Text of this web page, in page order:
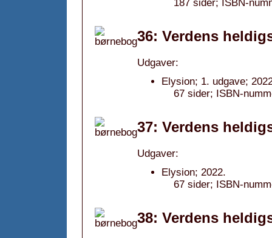
187 sider; ISBN-
36: Verdens
Udgaver:
Elysion; 1. udgave;
67 sider; ISBN-
37: Verdens
Udgaver:
Elysion; 2022.
67 sider; ISBN-
38: Verdens